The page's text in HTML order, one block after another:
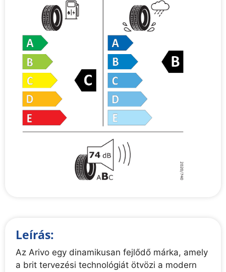
Leírás:
Az Arivo egy dinamikusan fejlődő márka, amely
a brit tervezési technológiát ötvözi a modern